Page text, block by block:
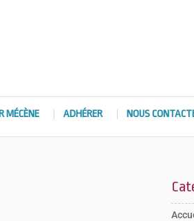
MÉCÈNE ADHÉRER NOUS